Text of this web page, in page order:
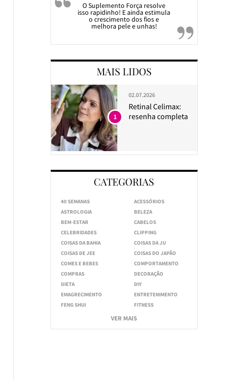
O Suplemento Força resolve
isso rapidinho! E ainda estimula
o crescimento dos fios e
melhora pele e unhas!
MAIS LIDOS
02.07.2026
Retinal Celimax:
resenha completa
1
CATEGORIAS
40 SEMANAS
ACESSÓRIOS
ASTROLOGIA
BELEZA
BEM-ESTAR
CABELOS
CELEBRIDADES
CLIPPING
COISAS DA BAHIA
COISAS DA JU
COISAS DE JEE
COISAS DO JAPÃO
COMES E BEBES
COMPORTAMENTO
COMPRAS
DECORAÇÃO
DIETA
DIY
EMAGRECIMENTO
ENTRETENIMENTO
FENG SHUI
FITNESS
VER MAIS